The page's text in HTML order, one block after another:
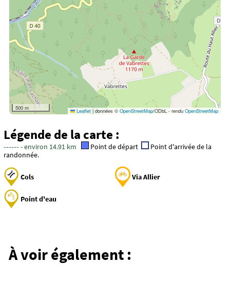
500 m Leaflet | données ©OpenStreetMap/ODbL - renduOpenStreetMap
Légende de la carte :
------ - environ 14.91 km Point de départ
Point d'arrivée de la
randonnée.
Cols Via Allier
Point d'eau
À voir également :
Allier en détail